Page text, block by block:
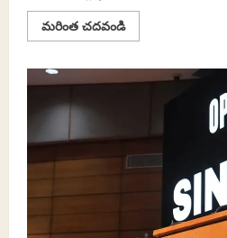
మరింత చదవండిRead
more
నేర్చుకోదు:
ఎక్స్లూజీవ్
ఇంట‌ర్వ్యూ
విత్